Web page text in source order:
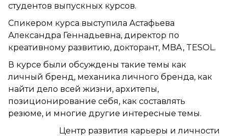
студентов выпускных курсов.
Спикером курса выступила Астафьева
Александра Геннадьевна, директор по
креативному развитию, докторант, MBA, TESOL.
В курсе были обсуждены такие темы как
личный бренд, механика личного бренда, как
найти дело всей жизни, архитепы,
позиционирование себя, как составлять
резюме, и многие другие интересные темы.
Центр развития карьеры и личности